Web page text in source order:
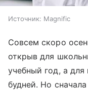
Источник: Magnific
Совсем скоро
открыв для
учебный год, а для
будней. Но